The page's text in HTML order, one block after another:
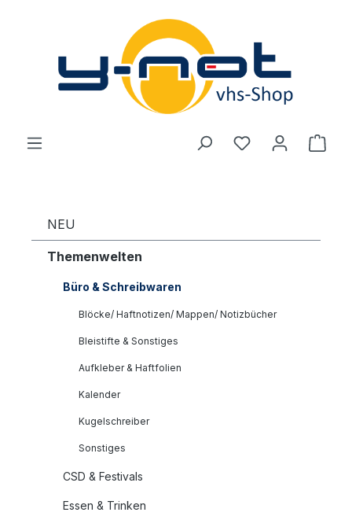
Zum Hauptinhalt springen
Du hast 0
NEU
Themenwelten
Büro & Schreibwaren
Blöcke/ Haftnotizen/ Mappen/ Notizbücher
Bleistifte & Sonstiges
Aufkleber & Haftfolien
Kalender
Kugelschreiber
Sonstiges
CSD & Festivals
Essen & Trinken